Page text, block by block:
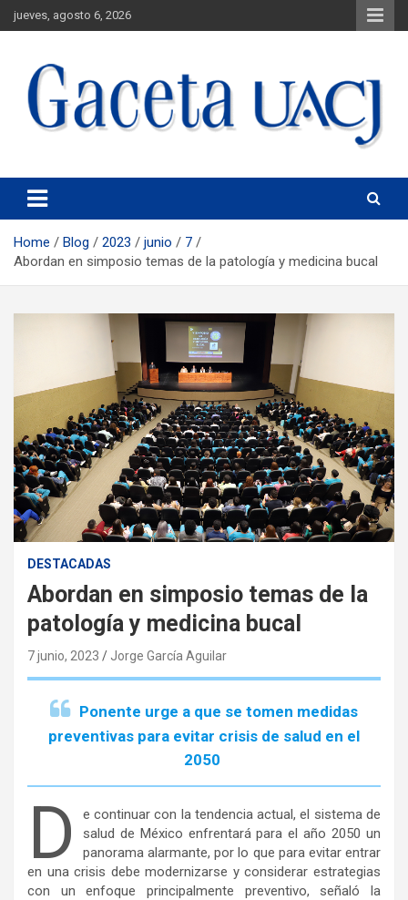
jueves, agosto 6, 2026
Gaceta UACJ
Home Blog 2023 junio
7
Abordan en simposio temas de la patología y medicina bucal
DESTACADAS
Abordan en simposio temas de la
patología y medicina bucal
7 junio, 2023 Jorge García Aguilar
Ponente urge a que se tomen medidas
preventivas para evitar crisis de salud en el
2050
D
e continuar con la tendencia actual, el sistema de
salud de México enfrentará para el año 2050 un
panorama alarmante, por lo que para evitar entrar
en una crisis debe modernizarse y considerar estrategias
con un enfoque principalmente preventivo, señaló la